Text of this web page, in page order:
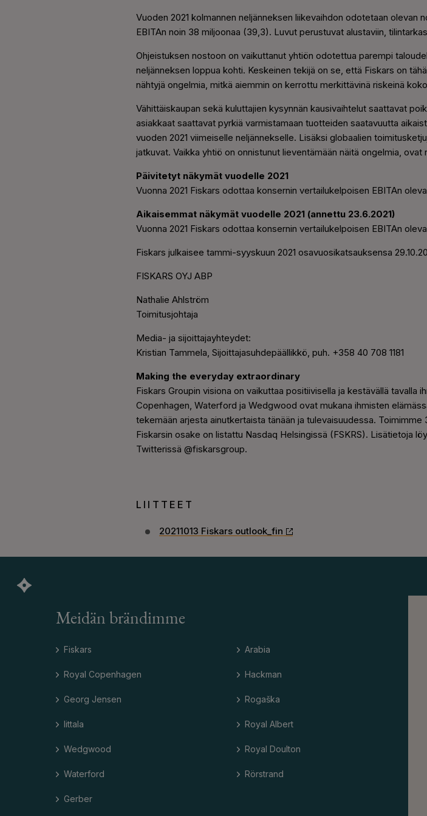
Vuoden 2021 kolmannen neljänneksen liikevaihdon odotetaan
EBITAn noin 38 miljoonaa (39,3). Luvut perustuvat alustaviin,
Ohjeistuksen nostoon on vaikuttanut yhtiön odotettua parempi
neljänneksen loppua kohti. Keskeinen tekijä on se, että Fiskars on
nähtyjä ongelmia, mitkä aiemmin on kerrottu merkittävinä riskeinä
Vähittäiskaupan sekä kuluttajien kysynnän kausivaihtelut saattavat
asiakkaat saattavat pyrkiä varmistamaan tuotteiden saatavuutta
vuoden 2021 viimeiselle neljännekselle. Lisäksi globaalien
jatkuvat. Vaikka yhtiö on onnistunut lieventämään näitä ongelmia, ovat
Päivitetyt näkymät vuodelle 2021
Vuonna 2021 Fiskars odottaa konsernin vertailukelpoisen EBITAn
Aikaisemmat näkymät vuodelle 2021 (annettu 23.6.2021)
Vuonna 2021 Fiskars odottaa konsernin vertailukelpoisen EBITAn
Fiskars julkaisee tammi-syyskuun 2021 osavuosikatsauksensa
FISKARS OYJ ABP
Nathalie Ahlström
Toimitusjohtaja
Media- ja sijoittajayhteydet:
Kristian Tammela, Sijoittajasuhdepäällikkö, puh. +358 40 708 1181
Making the everyday extraordinary
Fiskars Groupin visiona on vaikuttaa positiivisella ja kestävällä tavalla
Copenhagen, Waterford ja Wedgwood ovat mukana ihmisten
tekemään arjesta ainutkertaista tänään ja tulevaisuudessa.
Fiskarsin osake on listattu Nasdaq Helsingissä (FSKRS). Lisätietoja
Twitterissä @fiskarsgroup.
LIITTEET
20211013 Fiskars outlook_fin
Meidän brändimme
Fiskars
Royal Copenhagen
Georg Jensen
Iittala
Wedgwood
Waterford
Gerber
Arabia
Hackman
Rogaška
Royal Albert
Royal Doulton
Rörstrand